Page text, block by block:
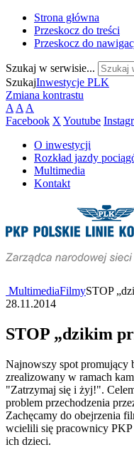
Strona główna
Przeskocz do treści
Przeskocz do
Szukaj w serwisie...
SzukajInwestycje PLK
Zmiana kontrastu
A A A
Facebook X Youtube
O inwestycji
Rozkład jazdy
Multimedia
Kontakt
MultimediaFilmySTOP
28.11.2014
STOP „dzikim
Najnowszy spot promujący
zrealizowany w ramach
"Zatrzymaj się i żyj!".
problem przechodzenia
Zachęcamy do obejrzenia
wcielili się pracownicy
ich dzieci.